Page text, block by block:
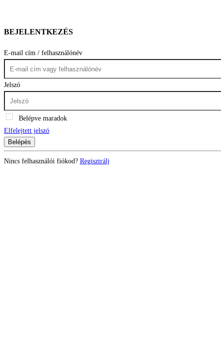
BEJELENTKEZÉS
E-mail cím / felhasználónév
Jelszó
Belépve maradok
Elfelejtett jelszó
Belépés
Nincs felhasználói fiókod? Regisztrálj